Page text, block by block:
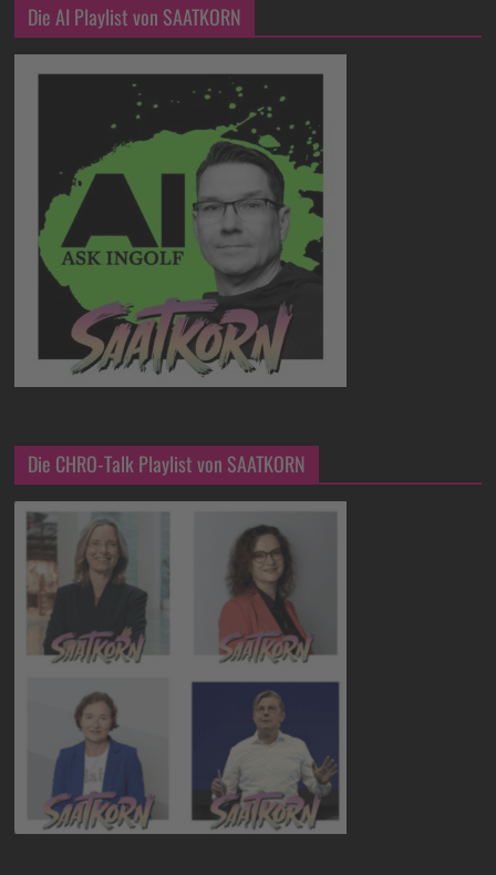
Die AI Playlist von SAATKORN
Die CHRO-Talk Playlist von SAATKORN